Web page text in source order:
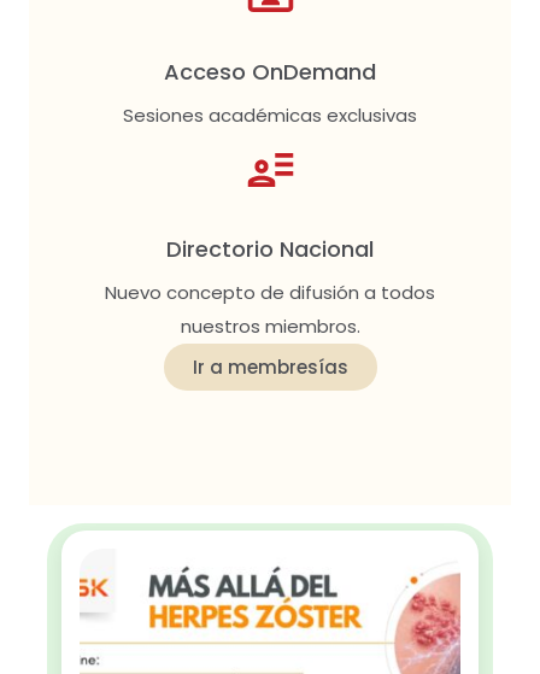
Acceso OnDemand
Sesiones académicas exclusivas
Directorio Nacional
Nuevo concepto de difusión a todos
nuestros miembros.
Ir a membresías